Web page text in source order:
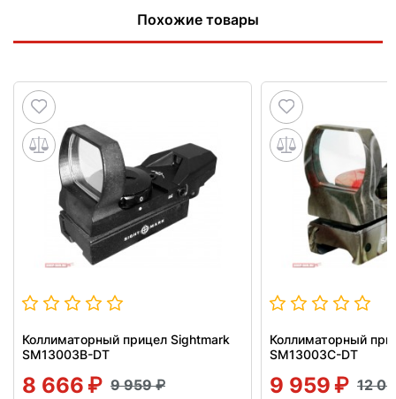
Похожие товары
Коллиматорный прицел Sightmark
SM13003B-DT
8 666 9 959
Коллиматорный
SM13003C-DT
9 959 12